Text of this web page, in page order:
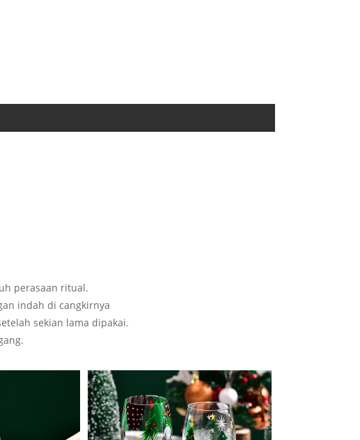
perasaan ritual.
indah di cangkirnya
sekian lama dipakai.